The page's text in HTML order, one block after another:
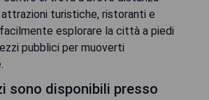
turistiche, ristoranti e
esplorare la città a piedi
pubblici per muoverti
sono disponibili presso